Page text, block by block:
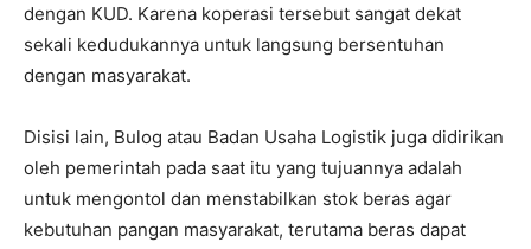
dengan KUD. Karena koperasi tersebut sangat dekat
sekali kedudukannya untuk langsung bersentuhan
dengan masyarakat.
Disisi lain, Bulog atau Badan Usaha Logistik juga didirikan
oleh pemerintah pada saat itu yang tujuannya adalah
untuk mengontol dan menstabilkan stok beras agar
kebutuhan pangan masyarakat, terutama beras dapat